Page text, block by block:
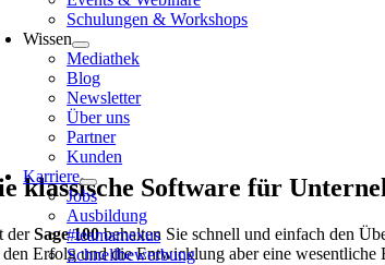
Schulungen & Workshops
Wissen
Mediathek
Blog
Newsletter
Über uns
Partner
Kunden
Karriere
Jobs
Ausbildung
#teamamexus
Schnellbewerbung
klassische Software für
derSage 100behalten Sie schnell und einfach den
Erfolg und die Entwicklung aber eine wesentliche